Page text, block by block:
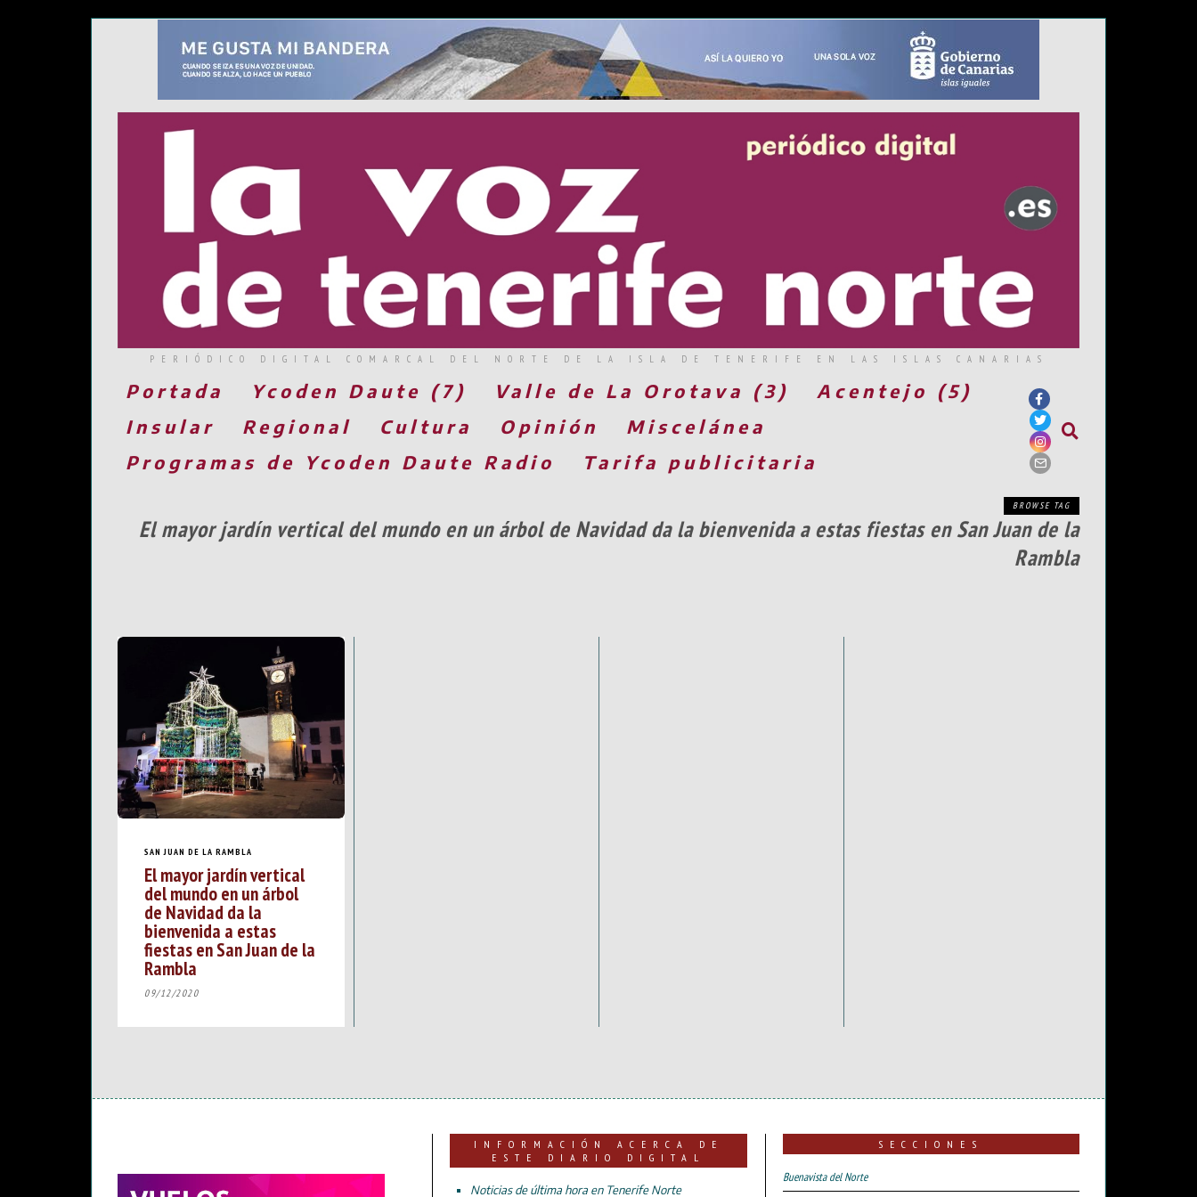
PERIÓDICO DIGITAL COMARCAL DEL NORTE DE LA ISLA DE TENERIFE EN LAS ISLAS CANARIAS
Portada Ycoden Daute (7) Valle de La Orotava (3)
Acentejo (5)
Insular
Regional Cultura Opinión
Miscelánea
Programas de Ycoden Daute Radio
Tarifa publicitaria
BROWSE TAG
El mayor jardín vertical del mundo en un árbol de Navidad da la bienvenida a estas fiestas en San Juan de la
Rambla
SAN JUAN DE LA RAMBLA
El mayor jardín vertical
del mundo en un árbol
de Navidad da la
bienvenida a estas
fiestas en San Juan de la
Rambla
09/12/2020
INFORMACIÓN ACERCA DE
ESTE DIARIO DIGITAL
Noticias de última hora en Tenerife Norte
SECCIONES
Buenavista del Norte